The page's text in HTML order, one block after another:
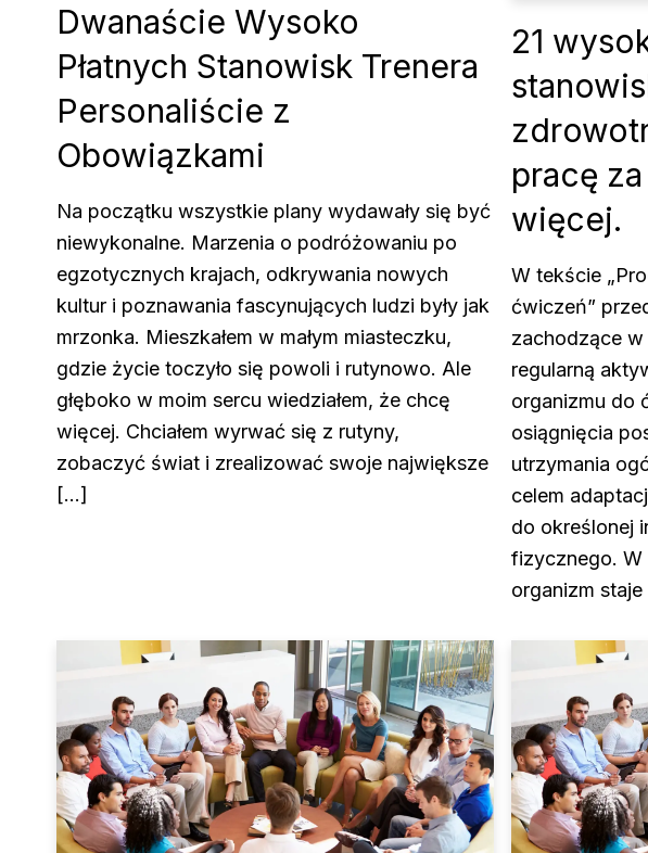
Dwanaście Wysoko
Płatnych Stanowisk Trenera
Personaliście z
Obowiązkami
Na początku wszystkie plany wydawały się być
niewykonalne. Marzenia o podróżowaniu po
egzotycznych krajach, odkrywania nowych
kultur i poznawania fascynujących ludzi były jak
mrzonka. Mieszkałem w małym miasteczku,
gdzie życie toczyło się powoli i rutynowo. Ale
głęboko w moim sercu wiedziałem, że chcę
więcej. Chciałem wyrwać się z rutyny,
zobaczyć świat i zrealizować swoje największe
[…]
21
pracę
więcej.
W tekście
ćwiczeń”
zachodzące
regularną
organizmu do
osiągnięcia
utrzymania
celem
do określonej
fizycznego. W
organizm